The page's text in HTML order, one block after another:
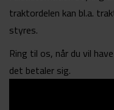
traktordelen kan bl.a.
styres.
Ring til os, når du vil
det betaler sig.